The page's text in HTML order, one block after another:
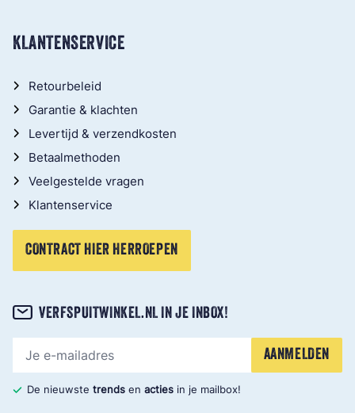
KLANTENSERVICE
Retourbeleid
Garantie & klachten
Levertijd & verzendkosten
Betaalmethoden
Veelgestelde vragen
Klantenservice
CONTRACT HIER HERROEPEN
VERFSPUITWINKEL.NL IN JE INBOX!
AANMELDEN
De nieuwste trends en acties in je mailbox!